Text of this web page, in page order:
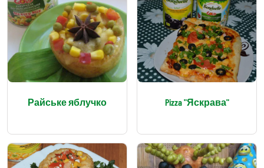
Райське яблучко Pizza "Яскрава"